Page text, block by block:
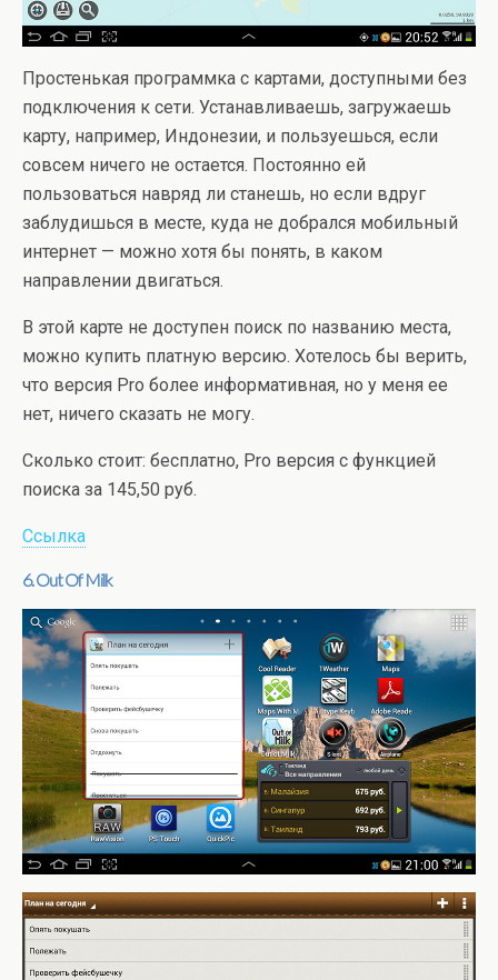
Простенькая программка с картами, доступными без
подключения к сети. Устанавливаешь, загружаешь
карту, например, Индонезии, и пользуешься, если
совсем ничего не остается. Постоянно ей
пользоваться навряд ли станешь, но если вдруг
заблудишься в месте, куда не добрался мобильный
интернет — можно хотя бы понять, в каком
направлении двигаться.
В этой карте не доступен поиск по названию места,
можно купить платную версию. Хотелось бы верить,
что версия Pro более информативная, но у меня ее
нет, ничего сказать не могу.
Сколько стоит: бесплатно, Pro версия с функцией
поиска за 145,50 руб.
Ссылка
6. Out Of Milk